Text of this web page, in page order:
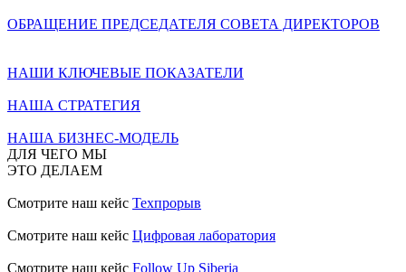
ОБРАЩЕНИЕ ПРЕДСЕДАТЕЛЯ СОВЕТА ДИРЕКТОРОВ
НАШИ КЛЮЧЕВЫЕ ПОКАЗАТЕЛИ
НАША СТРАТЕГИЯ
НАША БИЗНЕС-МОДЕЛЬ
ДЛЯ ЧЕГО МЫ
ЭТО ДЕЛАЕМ
Смотрите наш кейс Техпрорыв
Смотрите наш кейс Цифровая лаборатория
Смотрите наш кейс Follow Up Siberia